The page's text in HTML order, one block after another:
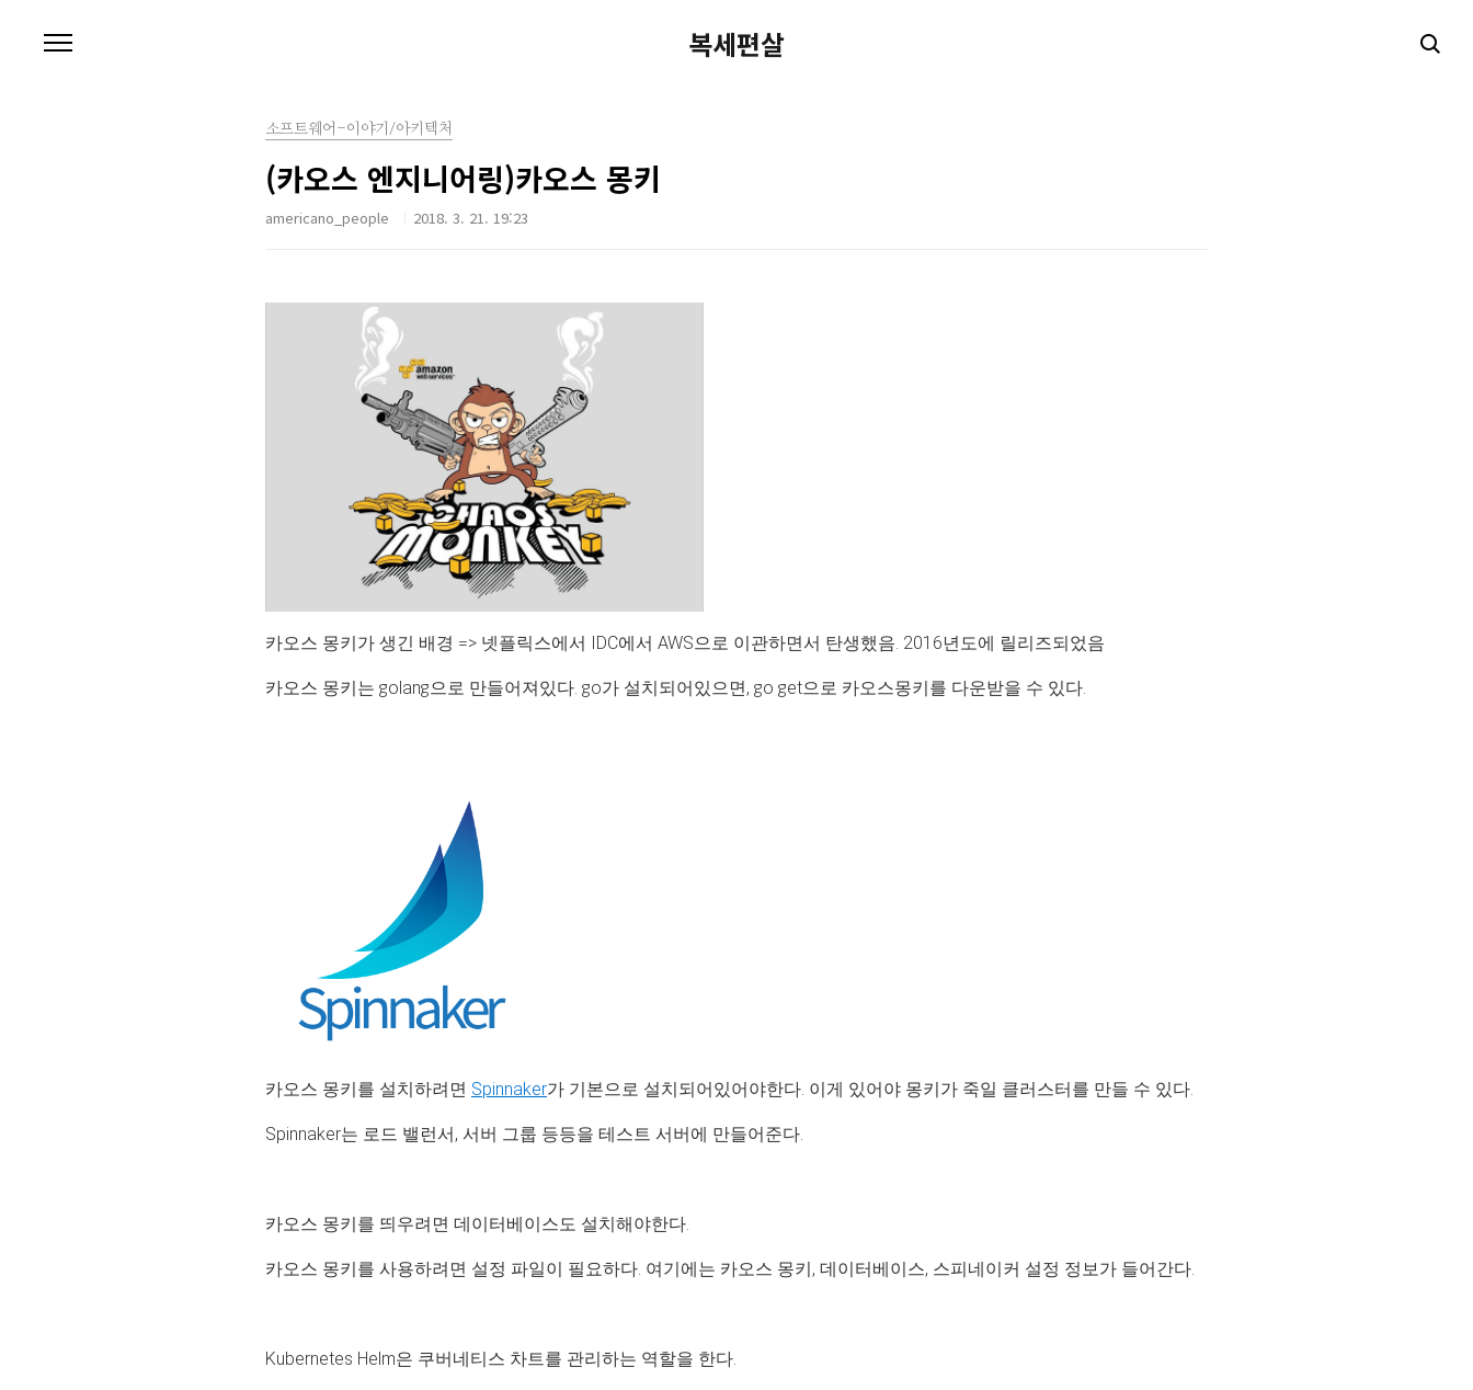
복세편살
소프트웨어-이야기/아키텍처
(카오스 엔지니어링)카오스 몽키
americano_people 2018. 3. 21. 19:23
카오스 몽키가 생긴 배경 => 넷플릭스에서 IDC에서 AWS으로 이관하면서 탄생했음. 2016년도에 릴리즈되었음
카오스 몽키는 golang으로 만들어져있다. go가 설치되어있으면, go get으로 카오스몽키를 다운받을 수 있다.
카오스 몽키를 설치하려면 Spinnaker가 기본으로 설치되어있어야한다. 이게 있어야 몽키가 죽일 클러스터를 만들 수 있다.
Spinnaker는 로드 밸런서, 서버 그룹 등등을 테스트 서버에 만들어준다.
카오스 몽키를 띄우려면 데이터베이스도 설치해야한다.
카오스 몽키를 사용하려면 설정 파일이 필요하다. 여기에는 카오스 몽키, 데이터베이스, 스피네이커 설정 정보가 들어간다.
Kubernetes Helm은 쿠버네티스 차트를 관리하는 역할을 한다.